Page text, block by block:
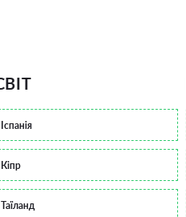
Іспанія
Кіпр
Таїланд